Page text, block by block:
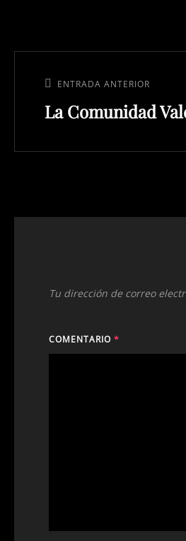
entradas
Entrada
anterior:
ENTRADA ANTERIOR
La Comunidad
Tu dirección de correo
COMENTARIO *